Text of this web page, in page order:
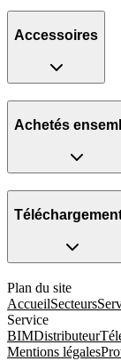
Accessoires
Achetés
Plan du site
AccueilSecteurs
Service
BIMDistributeur
Mentions légales